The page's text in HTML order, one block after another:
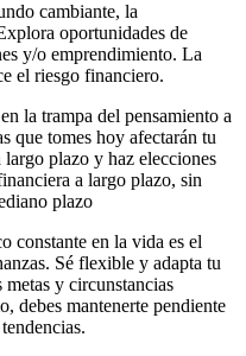
cambiante, la
oportunidades de
y/o emprendimiento. La
el riesgo financiero.
la trampa del pensamiento a
que tomes hoy afectarán tu
plazo y haz elecciones
a largo plazo, sin
plazo
constante en la vida es el
Sé flexible y adapta tu
y circunstancias
debes mantenerte pendiente